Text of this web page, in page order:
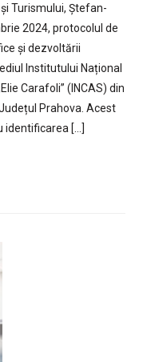
Turismului, Ștefan-
2024, protocolul de
și dezvoltării
Institutului Național
Carafoli” (INCAS) din
Prahova. Acest
identificarea […]